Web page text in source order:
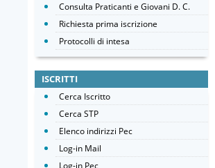
Consulta Praticanti e Giovani D. C.
Richiesta prima iscrizione
Protocolli di intesa
ISCRITTI
Cerca Iscritto
Cerca STP
Elenco indirizzi Pec
Log-in Mail
Log-in Pec